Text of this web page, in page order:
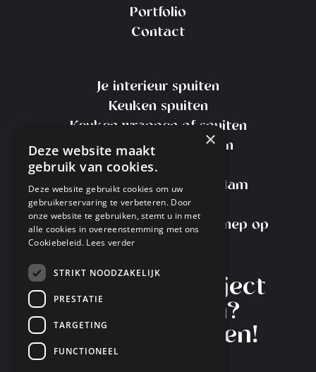
Portfolio
Contact
Je interieur spuiten
Keuken spuiten
Keuken wrappen of spuiten
Kosten Keuken Spuiten
Meubels spuiten
Meubelspuiterij Amsterdam
Transport Service
Interieurspuiterij Nieuw-Vennep op
Instagram
Heb je een project
in gedachten?
Laten we starten!
×
Deze website maakt
gebruik van cookies.
Deze website gebruikt cookies om uw
gebruikerservaring te verbeteren. Door
onze website te gebruiken, stemt u in met
alle cookies in overeenstemming met ons
Cookiebeleid. Lees verder
STRIKT NOODZAKELIJK
PRESTATIE
TARGETING
FUNCTIONEEL